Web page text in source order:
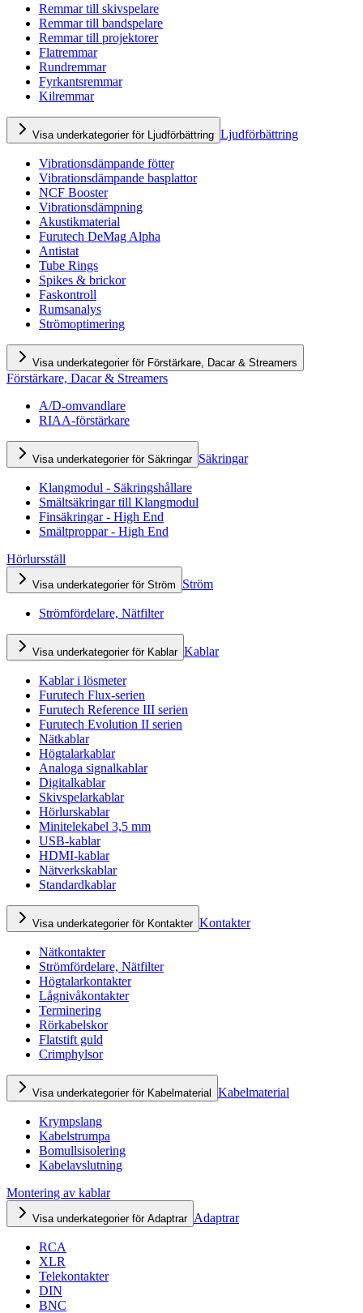
Remmar till skivspelare
Remmar till bandspelare
Remmar till projektorer
Flatremmar
Rundremmar
Fyrkantsremmar
Kilremmar
Visa underkategorier för Ljudförbättring Ljudförbättring
Vibrationsdämpande fötter
Vibrationsdämpande basplattor
NCF Booster
Vibrationsdämpning
Akustikmaterial
Furutech DeMag Alpha
Antistat
Tube Rings
Spikes & brickor
Faskontroll
Rumsanalys
Strömoptimering
Visa underkategorier för Förstärkare, Dacar & Streamers
Förstärkare, Dacar & Streamers
A/D-omvandlare
RIAA-förstärkare
Visa underkategorier för Säkringar Säkringar
Klangmodul - Säkringshållare
Smältsäkringar till Klangmodul
Finsäkringar - High End
Smältproppar - High End
Hörlursställ
Visa underkategorier för Ström Ström
Strömfördelare, Nätfilter
Visa underkategorier för Kablar Kablar
Kablar i lösmeter
Furutech Flux-serien
Furutech Reference III serien
Furutech Evolution II serien
Nätkablar
Högtalarkablar
Analoga signalkablar
Digitalkablar
Skivspelarkablar
Hörlurskablar
Minitelekabel 3,5 mm
USB-kablar
HDMI-kablar
Nätverkskablar
Standardkablar
Visa underkategorier för Kontakter Kontakter
Nätkontakter
Strömfördelare, Nätfilter
Högtalarkontakter
Lågnivåkontakter
Terminering
Rörkabelskor
Flatstift guld
Crimphylsor
Visa underkategorier för Kabelmaterial Kabelmaterial
Krympslang
Kabelstrumpa
Bomullsisolering
Kabelavslutning
Montering av kablar
Visa underkategorier för Adaptrar Adaptrar
RCA
XLR
Telekontakter
DIN
BNC